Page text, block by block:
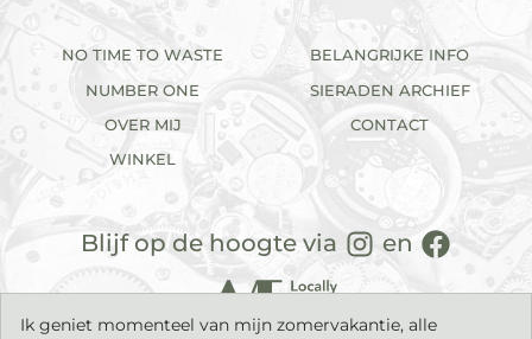
NO TIME TO WASTE
NUMBER ONE
OVER MIJ
WINKEL
BELANGRIJKE INFO
SIERADEN ARCHIEF
CONTACT
Blijf op de hoogte via en
Ik geniet momenteel van mijn zomervakantie, alle